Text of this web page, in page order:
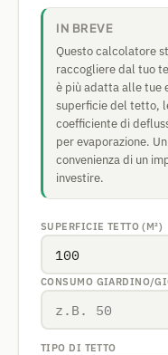
IN BREVE
Questo calcolatore
raccogliere dal tuo
è più adatta alle tue
superficie del tetto,
coefficiente di
per evaporazione.
convenienza di un
investire.
SUPERFICIE TETTO (M²)
CONSUMO GIARDINO/
TIPO DI TETTO